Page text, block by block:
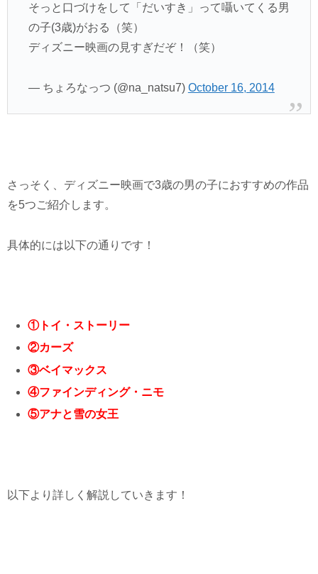
そっと口づけをして「だいすき」って囁いてくる男
の子(3歳)がおる（笑）
ディズニー映画の見すぎだぞ！（笑）
— ちょろなっつ (@na_natsu7) October 16, 2014
さっそく、ディズニー映画で3歳の男の子におすすめの作品
を5つご紹介します。
具体的には以下の通りです！
①トイ・ストーリー
②カーズ
③ベイマックス
④ファインディング・ニモ
⑤アナと雪の女王
以下より詳しく解説していきます！